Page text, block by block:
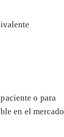
o para
en el mercado